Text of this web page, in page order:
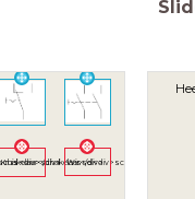
div>
Kruis<div>schakelaar</div>Wissel<div>schakelaar</div>